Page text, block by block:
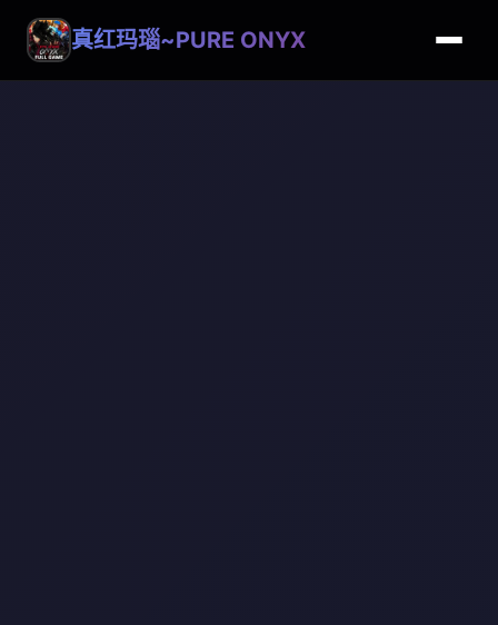
真红玛瑙~PURE ONYX